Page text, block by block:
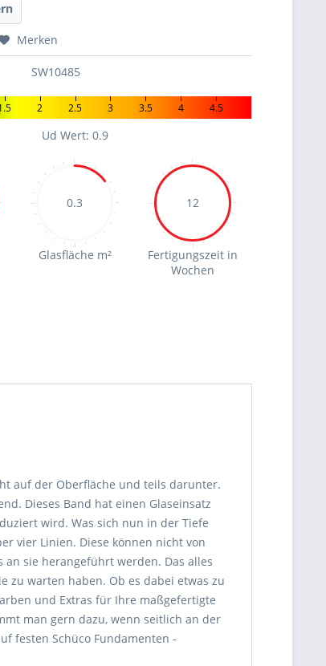
Merken
SW10485
2 2.5 3 3.5 4 4.5
Ud Wert: 0.9
0.3
Glasfläche m²
12
Fertigungszeit in
Wochen
auf der Oberfläche und teils darunter.
Dieses Band hat einen Glaseinsatz
wird. Was sich nun in der Tiefe
vier Linien. Diese können nicht von
sie herangeführt werden. Das alles
zu warten haben. Ob es dabei etwas zu
und Extras für Ihre maßgefertigte
man gern dazu, wenn seitlich an der
festen Schüco Fundamenten -